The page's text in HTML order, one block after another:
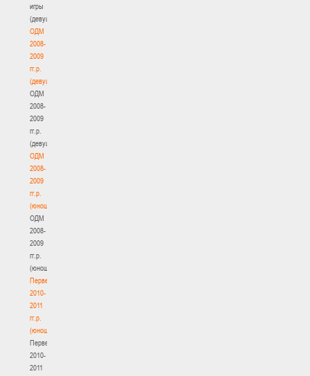
игры
(девушки)
ОДМ
2008-
2009
гг.р.
(девушки)
ОДМ
2008-
2009
гг.р.
(девушки)
ОДМ
2008-
2009
гг.р.
(юноши)
ОДМ
2008-
2009
гг.р.
(юноши)
Первенство
2010-
2011
гг.р.
(юноши)
Первенство
2010-
2011